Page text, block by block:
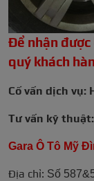
Để nhận
quý khách
Cố vấn dịch vụ:
Tư vấn kỹ
Gara Ô Tô Mỹ
Địa chỉ: Số